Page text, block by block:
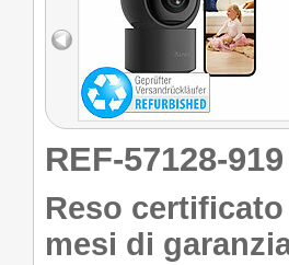
REF-57128-
Reso
mesi di